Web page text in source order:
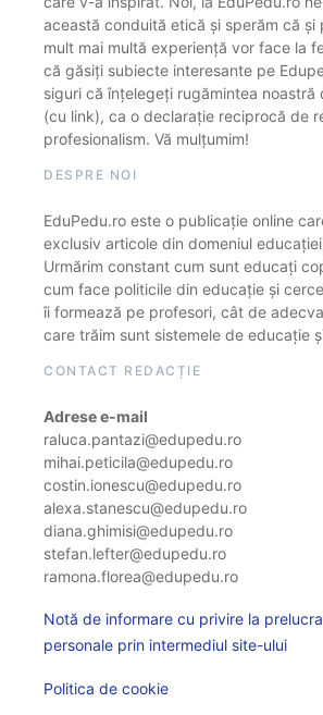
această conduită etică și sperăm că și
mult mai multă experiență vor face la
că găsiți subiecte interesante pe
siguri că înțelegeți rugămintea noastră
(cu link), ca o declarație reciprocă de
profesionalism. Vă mulțumim!
DESPRE NOI
EduPedu.ro este o publicație online
exclusiv articole din domeniul
Urmărim constant cum sunt educați
cum face politicile din educație și
îi formează pe profesori, cât de
care trăim sunt sistemele de educație
CONTACT REDACȚIE
Adrese e-mail
raluca.pantazi@edupedu.ro
mihai.peticila@edupedu.ro
costin.ionescu@edupedu.ro
alexa.stanescu@edupedu.ro
diana.ghimisi@edupedu.ro
stefan.lefter@edupedu.ro
ramona.florea@edupedu.ro
Notă de informare cu privire la
personale prin intermediul site-ului
Politica de cookie